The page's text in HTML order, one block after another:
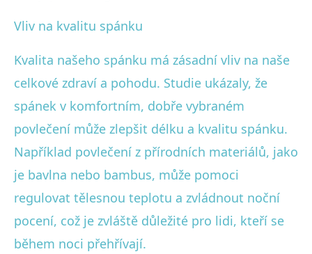
Vliv na kvalitu spánku
Kvalita našeho spánku má zásadní vliv na naše
celkové zdraví a pohodu. Studie ukázaly, že
spánek v komfortním, dobře vybraném
povlečení může zlepšit délku a kvalitu spánku.
Například povlečení z přírodních materiálů, jako
je bavlna nebo bambus, může pomoci
regulovat tělesnou teplotu a zvládnout noční
pocení, což je zvláště důležité pro lidi, kteří se
během noci přehřívají.